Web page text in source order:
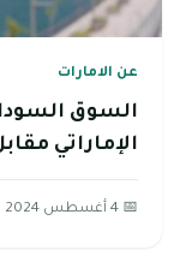
عن الامارات
السوق
الإماراتي
📅 4 أغسطس 2024